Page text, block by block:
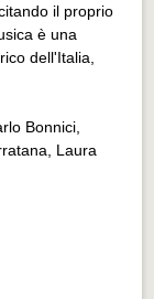
il proprio
è una
dell'Italia,
Bonnici,
Laura